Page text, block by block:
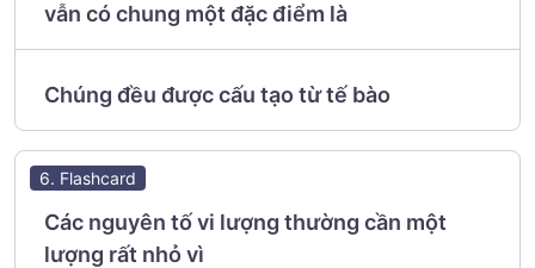
vẫn có chung một đặc điểm là
Chúng đều được cấu tạo từ tế bào
6. Flashcard
Các nguyên tố vi lượng thường cần một
lượng rất nhỏ vì